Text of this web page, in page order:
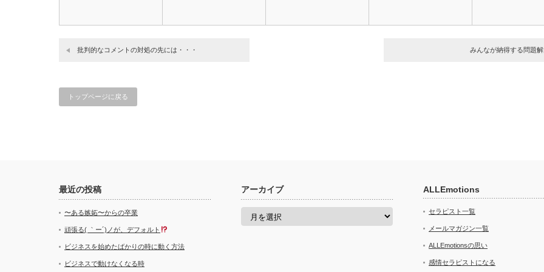
批判的なコメントの対処の先には・・・ みんなが納得する問題
トップページに戻る
最近の投稿
〜ある嫉妬〜からの卒業
頑張る( ｀ー´)ノが、デフォルト
ビジネスを始めたばかりの時に動く方法
ビジネスで動けなくなる時
アーカイブ
ア
ALLEmotions
セラピスト一覧
メールマガジン一覧
ALLEmotionsの思い
感情セラピストになる